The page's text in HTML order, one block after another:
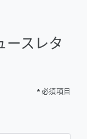
ースレタ
* 必須項目